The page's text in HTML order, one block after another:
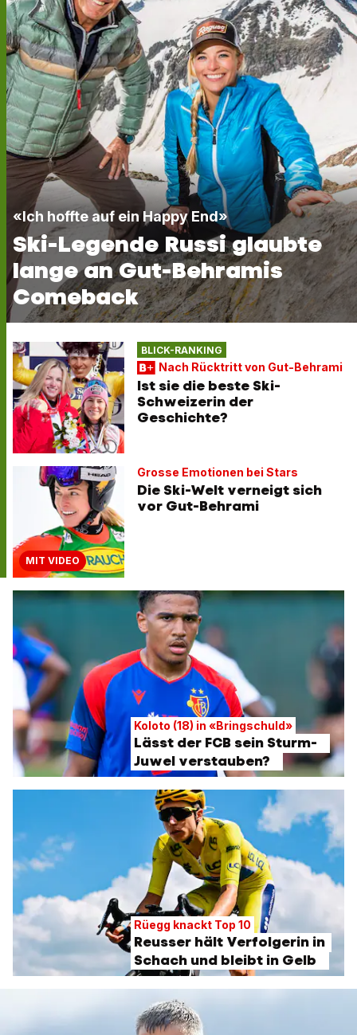
«Ich hoffte auf ein Happy End»
Ski-Legende Russi glaubte
lange an Gut-Behramis
Comeback
BLICK-RANKING
Nach Rücktritt von Gut-Behrami
Ist sie die beste Ski-
Schweizerin der
Geschichte?
MIT VIDEO
Grosse Emotionen bei Stars
Die Ski-Welt verneigt sich
vor Gut-Behrami
Koloto (18) in «Bringschuld»
Lässt der FCB sein Sturm-
Juwel verstauben?
Rüegg knackt Top 10
Reusser hält Verfolgerin in
Schach und bleibt in Gelb